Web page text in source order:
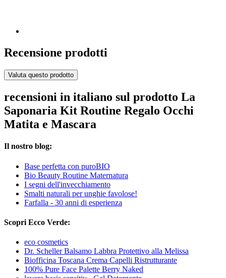
Recensione prodotti
Valuta questo prodotto
recensioni in italiano sul prodotto La
Saponaria Kit Routine Regalo Occhi
Matita e Mascara
Il nostro blog:
Base perfetta con puroBIO
Bio Beauty Routine Maternatura
I segni dell'invecchiamento
Smalti naturali per unghie favolose!
Farfalla - 30 anni di esperienza
Scopri Ecco Verde:
eco cosmetics
Dr. Scheller Balsamo Labbra Protettivo alla Melissa
Biofficina Toscana Crema Capelli Ristrutturante
100% Pure Face Palette Berry Naked